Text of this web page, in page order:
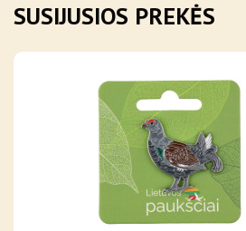
SUSIJUSIOS PREKĖS